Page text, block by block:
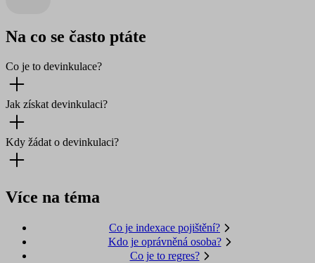
Na co se často ptáte
Co je to devinkulace?
Jak získat devinkulaci?
Kdy žádat o devinkulaci?
Více na téma
Co je indexace pojištění?
Kdo je oprávněná osoba?
Co je to regres?